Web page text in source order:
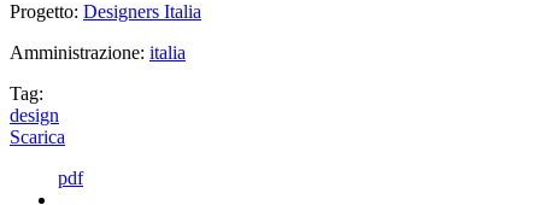
Progetto: Designers Italia
Amministrazione: italia
Tag:
design
Scarica
pdf